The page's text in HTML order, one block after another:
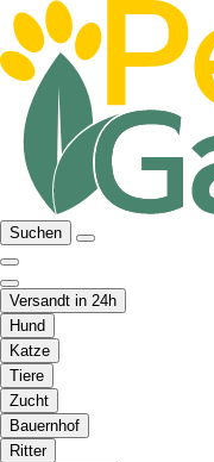
Suchen
Versandt in 24h
Hund
Katze
Tiere
Zucht
Bauernhof
Ritter